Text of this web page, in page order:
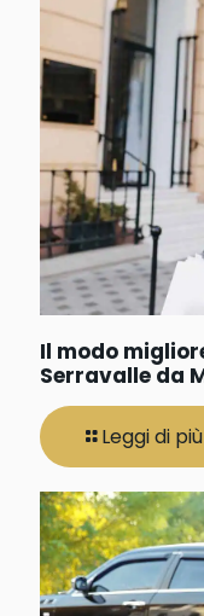
Il modo
Serravalle da
Leggi di più